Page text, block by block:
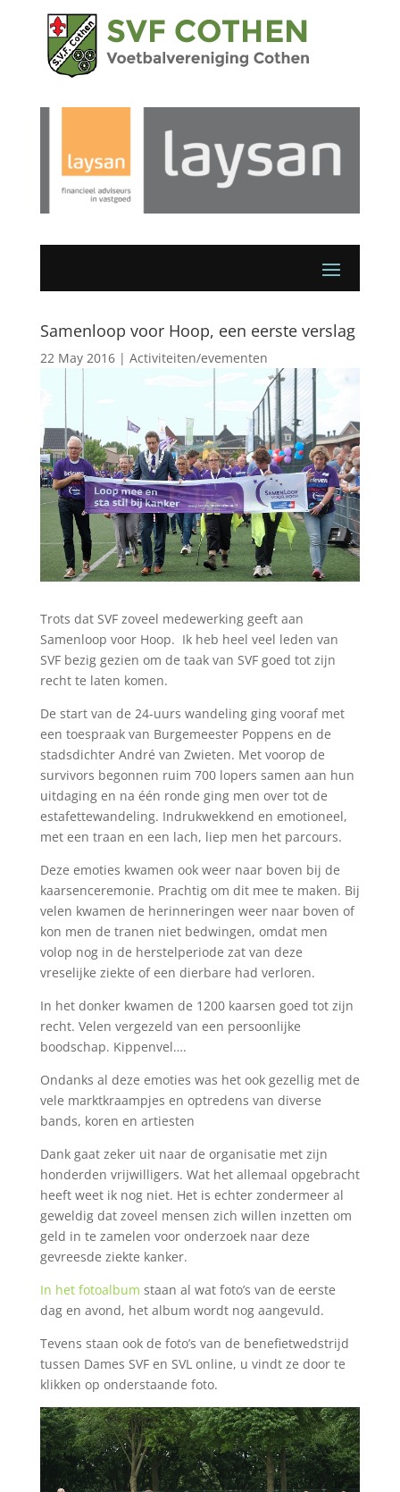
Samenloop voor Hoop, een eerste verslag
22 May 2016| Activiteiten/evementen
Trots dat SVF zoveel medewerking geeft aan
Samenloop voor Hoop. Ik heb heel veel leden van
SVF bezig gezien om de taak van SVF goed tot zijn
recht te laten komen.
De start van de 24-uurs wandeling ging vooraf met
een toespraak van Burgemeester Poppens en de
stadsdichter André van Zwieten. Met voorop de
survivors begonnen ruim 700 lopers samen aan hun
uitdaging en na één ronde ging men over tot de
estafettewandeling. Indrukwekkend en emotioneel,
met een traan en een lach, liep men het parcours.
Deze emoties kwamen ook weer naar boven bij de
kaarsenceremonie. Prachtig om dit mee te maken. Bij
velen kwamen de herinneringen weer naar boven of
kon men de tranen niet bedwingen, omdat men
volop nog in de herstelperiode zat van deze
vreselijke ziekte of een dierbare had verloren.
In het donker kwamen de 1200 kaarsen goed tot zijn
recht. Velen vergezeld van een persoonlijke
boodschap. Kippenvel….
Ondanks al deze emoties was het ook gezellig met de
vele marktkraampjes en optredens van diverse
bands, koren en artiesten
Dank gaat zeker uit naar de organisatie met zijn
honderden vrijwilligers. Wat het allemaal opgebracht
heeft weet ik nog niet. Het is echter zondermeer al
geweldig dat zoveel mensen zich willen inzetten om
geld in te zamelen voor onderzoek naar deze
gevreesde ziekte kanker.
In het fotoalbum staan al wat foto’s van de eerste
dag en avond, het album wordt nog aangevuld.
Tevens staan ook de foto’s van de benefietwedstrijd
tussen Dames SVF en SVL online, u vindt ze door te
klikken op onderstaande foto.